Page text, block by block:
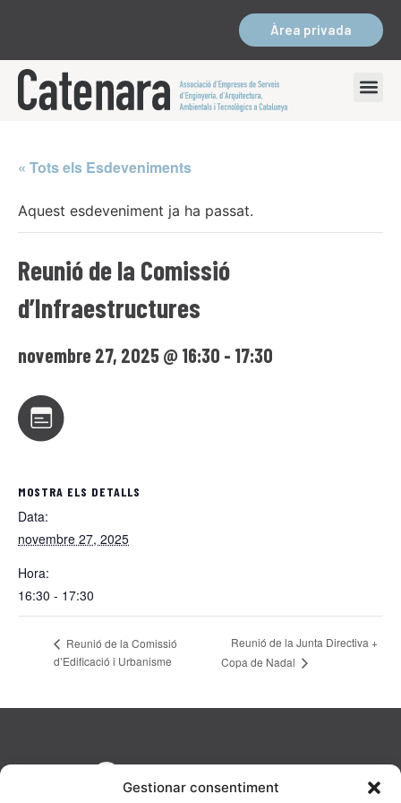
Gestionar consentiment
Àrea privada
« Tots els Esdeveniments
Aquest esdeveniment ja ha passat.
Reunió de la Comissió
d’Infraestructures
novembre 27, 2025 @ 16:30 - 17:30
MOSTRA ELS DETALLS
Data:
novembre 27, 2025
Hora:
16:30 - 17:30
Reunió de la Comissió
d’Edificació i Urbanisme
Reunió de la Junta Directiva +
Copa de Nadal